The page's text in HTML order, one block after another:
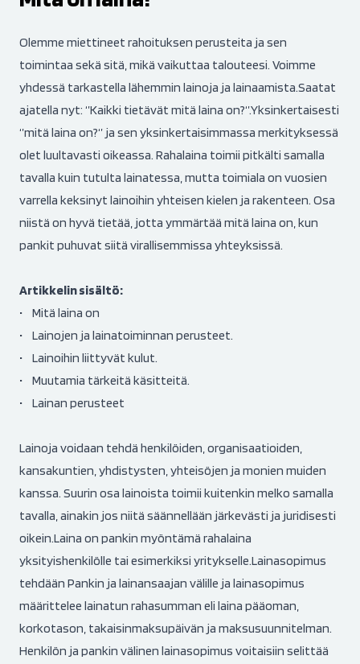
Olemme miettineet rahoituksen perusteita ja sen
toimintaa sekä sitä, mikä vaikuttaa talouteesi. Voimme
yhdessä tarkastella lähemmin lainoja ja lainaamista.Saatat
ajatella nyt: ‘’Kaikki tietävät mitä laina on?‘’.Yksinkertaisesti
‘’mitä laina on?‘’ ja sen yksinkertaisimmassa merkityksessä
olet luultavasti oikeassa. Rahalaina toimii pitkälti samalla
tavalla kuin tutulta lainatessa, mutta toimiala on vuosien
varrella keksinyt lainoihin yhteisen kielen ja rakenteen. Osa
niistä on hyvä tietää, jotta ymmärtää mitä laina on, kun
pankit puhuvat siitä virallisemmissa yhteyksissä.
Artikkelin sisältö:
• Mitä laina on
• Lainojen ja lainatoiminnan perusteet.
• Lainoihin liittyvät kulut.
• Muutamia tärkeitä käsitteitä.
• Lainan perusteet
Lainoja voidaan tehdä henkilöiden, organisaatioiden,
kansakuntien, yhdistysten, yhteisöjen ja monien muiden
kanssa. Suurin osa lainoista toimii kuitenkin melko samalla
tavalla, ainakin jos niitä säännellään järkevästi ja juridisesti
oikein.Laina on pankin myöntämä rahalaina
yksityishenkilölle tai esimerkiksi yritykselle.Lainasopimus
tehdään Pankin ja lainansaajan välille ja lainasopimus
määrittelee lainatun rahasumman eli laina pääoman,
korkotason, takaisinmaksupäivän ja maksusuunnitelman.
Henkilön ja pankin välinen lainasopimus voitaisiin selittää